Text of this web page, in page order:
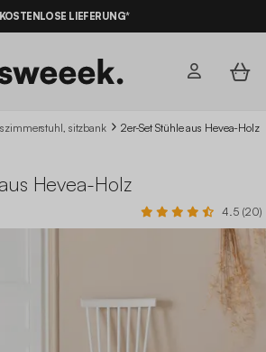
KOSTENLOSE LIEFERUNG*
sitzbank 2er-Set Stühle aus Hevea-Holz
Hevea-Holz
4.5 (20)